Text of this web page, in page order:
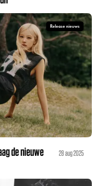
Release nieuws
de nieuwe
28 aug 2025